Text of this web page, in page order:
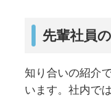
先輩社員
知り合いの紹介
います。社内で